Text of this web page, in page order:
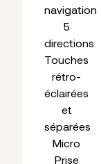
navigation
5
directions
Touches
rétro-
éclairées
et
séparées
Micro
Prise